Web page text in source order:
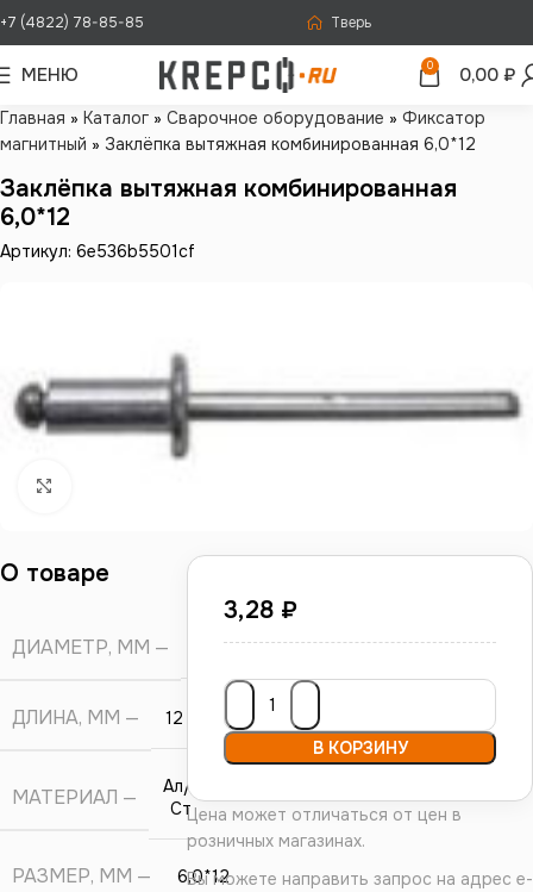
+7 (4822) 78-85-85 Тверь
МЕНЮ 0 0,00 ₽
Главная » Каталог » Сварочное оборудование » Фиксатор
магнитный » Заклёпка вытяжная комбинированная 6,0*12
Заклёпка вытяжная комбинированная
6,0*12
Артикул: 6e536b5501cf
3,28 ₽
В КОРЗИНУ
Цена может отличаться от цен в
розничных магазинах.
Вы можете направить запрос на адрес e-
О товаре
ДИАМЕТР, ММ
ДЛИНА, ММ 12
МАТЕРИАЛ
Ал/
Ст
РАЗМЕР, ММ 6,0*12